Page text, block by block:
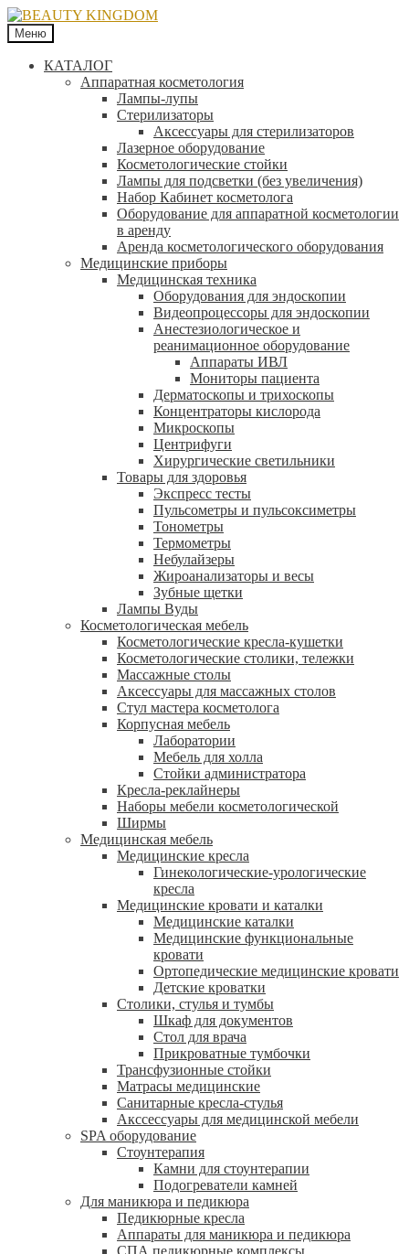
Меню
КАТАЛОГ
Аппаратная косметология
Лампы-лупы
Стерилизаторы
Аксессуары для стерилизаторов
Лазерное оборудование
Косметологические стойки
Лампы для подсветки (без увеличения)
Набор Кабинет косметолога
Оборудование для аппаратной косметологии
в аренду
Аренда косметологического оборудования
Медицинские приборы
Медицинская техника
Оборудования для эндоскопии
Видеопроцессоры для эндоскопии
Анестезиологическое и
реанимационное оборудование
Аппараты ИВЛ
Мониторы пациента
Дерматоскопы и трихоскопы
Концентраторы кислорода
Микроскопы
Центрифуги
Xирургические светильники
Товары для здоровья
Экспресс тесты
Пульсометры и пульсоксиметры
Тонометры
Термометры
Небулайзеры
Жироанализаторы и весы
Зубные щетки
Лампы Вуды
Косметологическая мебель
Косметологические кресла-кушетки
Косметологические столики, тележки
Массажные столы
Аксессуары для массажных столов
Стул мастера косметолога
Корпусная мебель
Лаборатории
Мебель для холла
Стойки администратора
Кресла-реклайнеры
Наборы мебели косметологической
Ширмы
Медицинская мебель
Медицинские кресла
Гинекологические-урологические
кресла
Медицинские кровати и каталки
Медицинские каталки
Медицинские функциональные
кровати
Ортопедические медицинские кровати
Детские кроватки
Столики, стулья и тумбы
Шкаф для документов
Стол для врача
Прикроватные тумбочки
Трансфузионные стойки
Матрасы медицинские
Санитарные кресла-стулья
Акссессуары для медицинской мебели
SPA оборудование
Стоунтерапия
Камни для стоунтерапии
Подогреватели камней
Для маникюра и педикюра
Педикюрные кресла
Аппараты для маникюра и педикюра
СПА педикюрные комплексы